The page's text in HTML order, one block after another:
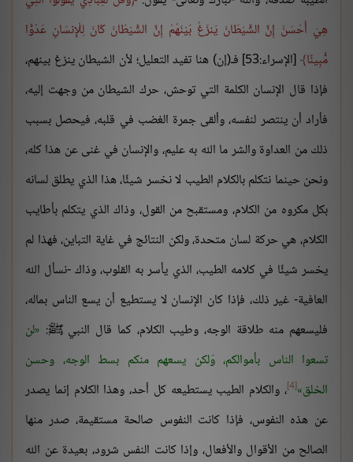
هِيَ أَحْسَنُ إِنَّ الشَّيْطَانَ يَنزَغُ بَيْنَهُمْ إِنَّ الشَّيْطَانَ كَانَ لِلْإِنسَانِ عَدُوًّا
مُّبِينًا
[الإسراء:53] فـ(إن) هنا تفيد التعليل؛ لأن الشيطان ينزغ بينهم،
فإذا قال الإنسان الكلمة التي توحش، حرك الشيطان من وجهت إليه،
فأراد أن ينتصر لنفسه، وألقى جمرة الغضب في قلبه، فيحصل بسبب
ذلك من العداوة والشر ما الله به عليم، والإنسان في غنى عن هذا كله،
ونحن حينما نتكلم بالكلام الطيب لا نخسر شيئًا، هذا الذي يطلق لسانه
بكل مكروه من الكلام، ومستقبح من القول، وذاك الذي يتكلم بأطايب
الكلام، هي حركة لسان متحدة، ولكن النتائج في غاية التباين، فهذا لم
يخسر شيئًا في كلامه الطيب، الذي يأسر به القلوب، وذاك -نسأل الله
العافية- غير ذلك، فإذا كان الإنسان لا يستطيع أن يسع الناس بماله،
فليسعهم منه طلاقة الوجه، وطيب الكلام، كما قال النبي ﷺ: لن
تسعوا الناس بأموالكم، وَلكن يسعهم منكم بسط الوجه، وحسن
الخلق [4] ، والكلام الطيب يستطيعه كل أحد، وهذا الكلام إنما يصدر
عن هذه النفوس، فإذا كانت النفوس صالحة مستقيمة، صدر منها
الصالح من الأقوال والأفعال، وإذا كانت النفس شرود، بعيدة عن الله